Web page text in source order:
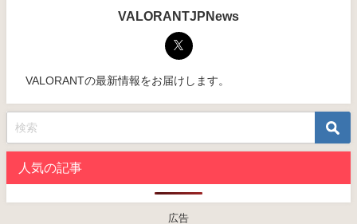
VALORANTJPNews
VALORANTの最新情報をお届けします。
人気の記事
広告